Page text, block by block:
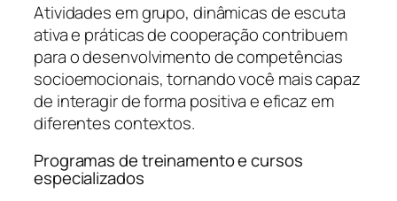
Atividades em grupo, dinâmicas de escuta
ativa e práticas de cooperação contribuem
para o desenvolvimento de competências
socioemocionais, tornando você mais capaz
de interagir de forma positiva e eficaz em
diferentes contextos.
Programas de treinamento e cursos
especializados